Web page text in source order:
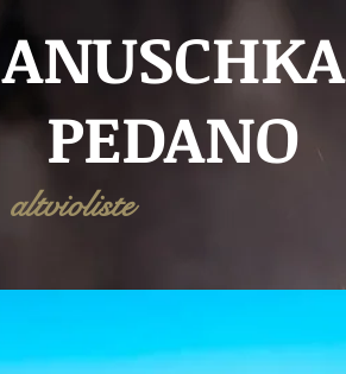
ANUSCHKA
PEDANO
altvioliste